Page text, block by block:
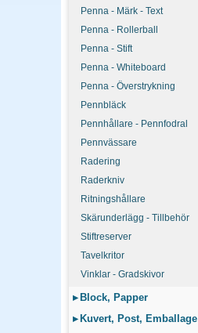
Penna - Märk - Text
Penna - Rollerball
Penna - Stift
Penna - Whiteboard
Penna - Överstrykning
Pennbläck
Pennhållare - Pennfodral
Pennvässare
Radering
Raderkniv
Ritningshållare
Skärunderlägg - Tillbehör
Stiftreserver
Tavelkritor
Vinklar - Gradskivor
▸ Block, Papper
▸ Kuvert, Post, Emballage